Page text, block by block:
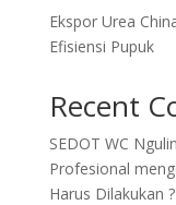
Ekspor Urea
Efisiensi Pupuk
Recent
SEDOT WC
Profesional
Harus Dilakukan ?